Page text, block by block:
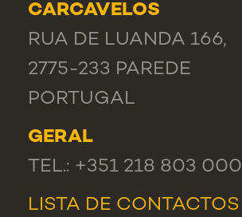
CARCAVELOS
RUA DE LUANDA 166,
2775-233 PAREDE
PORTUGAL
GERAL
TEL.: +351 218 803 000
LISTA DE CONTACTOS